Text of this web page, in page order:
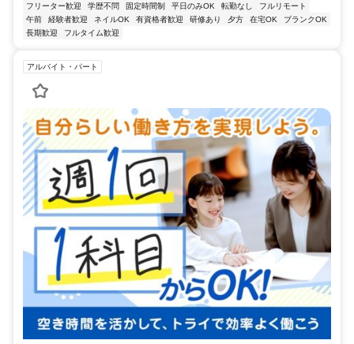
フリーター歓迎 学歴不問 固定時間制 平日のみOK 転勤なし
フルリモート
午前
経験者歓迎 ネイルOK 有資格者歓迎 研修あり 夕方 在宅OK
ブランクOK
長期歓迎
フルタイム歓迎
アルバイト・パート